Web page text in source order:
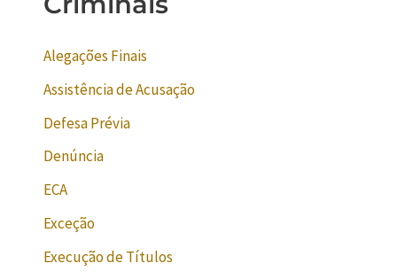
Alegações Finais
Assistência de Acusação
Defesa Prévia
Denúncia
ECA
Exceção
Execução de Títulos